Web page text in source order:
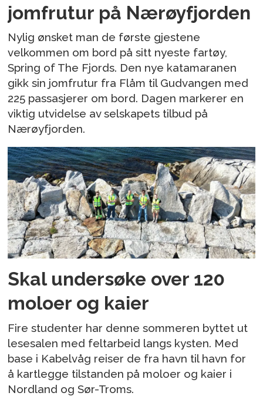
jomfrutur på Nærøyfjorden
Nylig ønsket man de første gjestene
velkommen om bord på sitt nyeste fartøy,
Spring of The Fjords. Den nye katamaranen
gikk sin jomfrutur fra Flåm til Gudvangen med
225 passasjerer om bord. Dagen markerer en
viktig utvidelse av selskapets tilbud på
Nærøyfjorden.
Skal undersøke over 120
moloer og kaier
Fire studenter har denne sommeren byttet ut
lesesalen med feltarbeid langs kysten. Med
base i Kabelvåg reiser de fra havn til havn for
å kartlegge tilstanden på moloer og kaier i
Nordland og Sør-Troms.